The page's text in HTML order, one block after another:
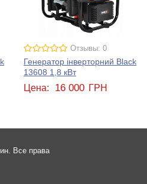
Отзывы: 0
Генератор інверторний Black
13608 1,8 кВт
Цена: 16 000 ГРН
Все права